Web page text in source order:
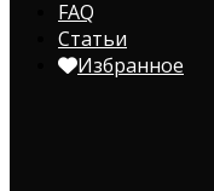
FAQ
Статьи
Избранное